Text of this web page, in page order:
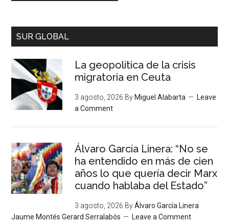
SUR GLOBAL
La geopolítica de la crisis
migratoria en Ceuta
3 agosto, 2026 By Miguel Alabarta
Leave
a Comment
Álvaro García Linera: “No se
ha entendido en más de cien
años lo que quería decir Marx
cuando hablaba del Estado”
3 agosto, 2026 ByÁlvaro García Linera
Jaume Montés Gerard Serralabós
Leave a Comment